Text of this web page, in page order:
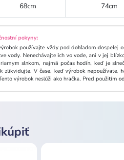
68cm 74cm
pokyny:
používajte vždy pod dohľadom dospelej
vody. Nenechávajte ich vo vode, ani v jej
slnkom, najmä počas hodín, keď je
zlikvidujte. V čase, keď výrobok nepoužívate,
výrobok neslúži ako hračka. Pred použitím